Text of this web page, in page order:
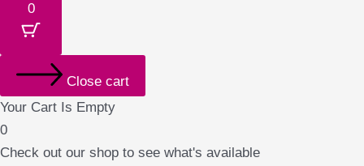
0
Close cart
Your Cart Is Empty
0
Check out our shop to see what's available